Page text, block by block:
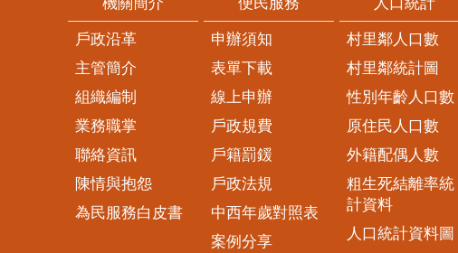
戶政沿革
主管簡介
組織編制
業務職掌
聯絡資訊
陳情與抱怨
為民服務白皮書
申辦須知
表單下載
線上申辦
戶政規費
戶籍罰鍰
戶政法規
中西年歲對照表
案例分享
村里鄰人口數
村里鄰統計圖
性別年齡人口數
原住民人口數
外籍配偶人數
粗生死結離率統
計資料
人口統計資料圖